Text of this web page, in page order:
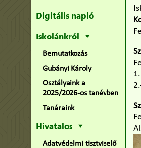
Digitális napló
Iskolánkról
Bemutatkozás
Gubányi Károly
Osztályaink a
2025/2026-os tanévben
Tanáraink
Hivatalos
Adatvédelmi tisztviselő